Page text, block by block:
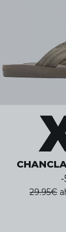
-
29.95€